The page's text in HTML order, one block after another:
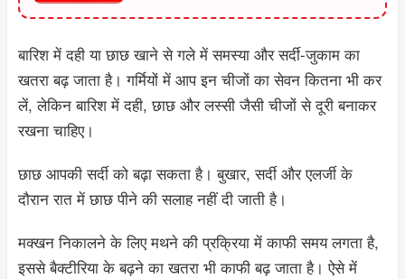
बारिश में दही या छाछ खाने से गले में समस्या और सर्दी-जुकाम का
खतरा बढ़ जाता है। गर्मियों में आप इन चीजों का सेवन कितना भी कर
लें, लेकिन बारिश में दही, छाछ और लस्सी जैसी चीजों से दूरी बनाकर
रखना चाहिए।
छाछ आपकी सर्दी को बढ़ा सकता है। बुखार, सर्दी और एलर्जी के
दौरान रात में छाछ पीने की सलाह नहीं दी जाती है।
मक्खन निकालने के लिए मथने की प्रक्रिया में काफी समय लगता है,
इससे बैक्टीरिया के बढ़ने का खतरा भी काफी बढ़ जाता है। ऐसे में